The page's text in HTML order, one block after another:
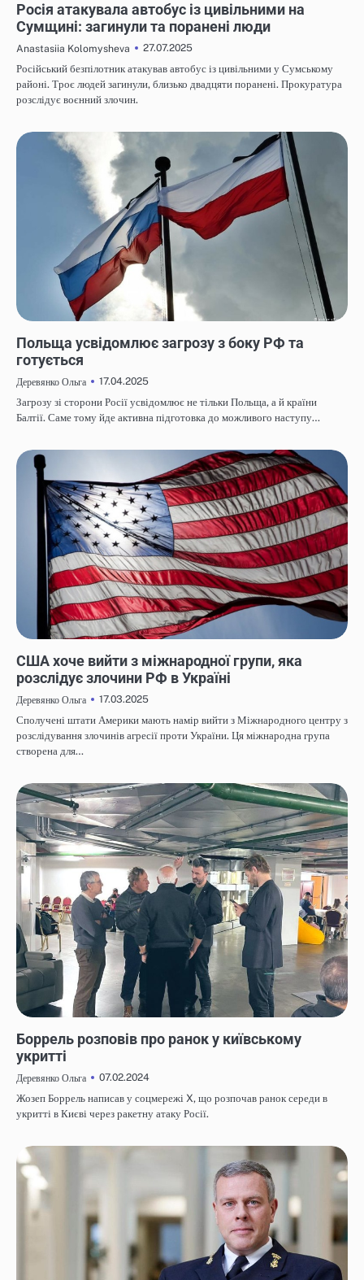
Росія атакувала автобус із цивільними на
Сумщині: загинули та поранені люди
Anastasiia Kolomysheva
27.07.2025
Російський безпілотник атакував автобус із цивільними у Сумському
районі. Троє людей загинули, близько двадцяти поранені. Прокуратура
розслідує воєнний злочин.
Польща усвідомлює загрозу з боку РФ та
готується
Деревянко Ольга
17.04.2025
Загрозу зі сторони Росії усвідомлює не тільки Польща, а й країни
Балтії. Саме тому йде активна підготовка до можливого наступу…
США хоче вийти з міжнародної групи, яка
розслідує злочини РФ в Україні
Деревянко Ольга
17.03.2025
Сполучені штати Америки мають намір вийти з Міжнародного центру з
розслідування злочинів агресії проти України. Ця міжнародна група
створена для…
Боррель розповів про ранок у київському
укритті
Деревянко Ольга
07.02.2024
Жозеп Боррель написав у соцмережі X, що розпочав ранок середи в
укритті в Києві через ракетну атаку Росії.